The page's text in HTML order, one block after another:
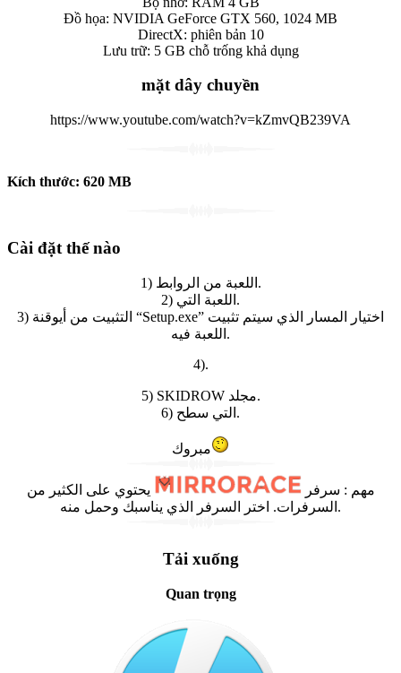
Đồ họa: NVIDIA GeForce GTX 560, 1024 MB
DirectX: phiên bản 10
Lưu trữ: 5 GB chỗ trống khả dụng
mặt dây chuyền
https://www.youtube.com/watch?v=kZmvQB239VA
Kích thước: 620 MB
Cài đặt thế nào
1) اللعبة من الروابط.
2) اللعبة التي.
3) التثبيت من أيوقنة “Setup.exe” اختيار المسار الذي سيتم تثبيت
اللعبة فيه.
4).
5) SKIDROW مجلد.
6) التي سطح.
مبروك
مهم : سرفر
يحتوي على الكثير من
السرفرات. اختر السرفر الذي يناسبك وحمل منه.
Tải xuống
Quan trọng